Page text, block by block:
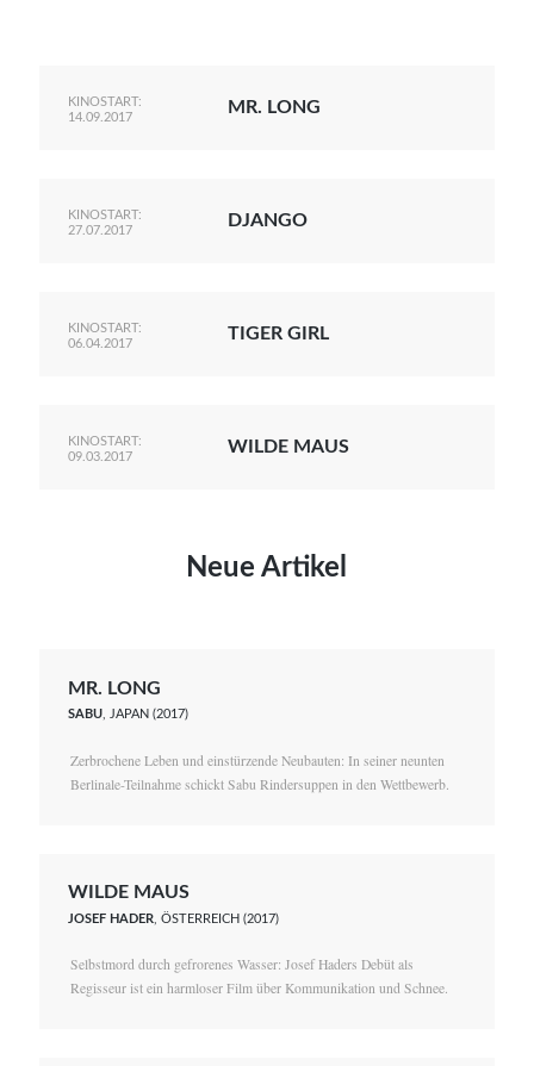
KINOSTART:
14.09.2017
MR. LONG
KINOSTART:
27.07.2017
DJANGO
KINOSTART:
06.04.2017
TIGER GIRL
KINOSTART:
09.03.2017
WILDE MAUS
Neue Artikel
MR. LONG
SABU, JAPAN (2017)
Zerbrochene Leben und einstürzende Neubauten: In seiner neunten
Berlinale-Teilnahme schickt Sabu Rindersuppen in den Wettbewerb.
WILDE MAUS
JOSEF HADER , ÖSTERREICH (2017)
Selbstmord durch gefrorenes Wasser: Josef Haders Debüt als
Regisseur ist ein harmloser Film über Kommunikation und Schnee.